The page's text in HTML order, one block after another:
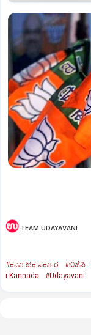
TEAM UDAYAVANI
#ಕರ್ನಾಟಕ ಸರ್ಕಾರ #ಬಿಜೆಪಿ
i Kannada
#Udayavani